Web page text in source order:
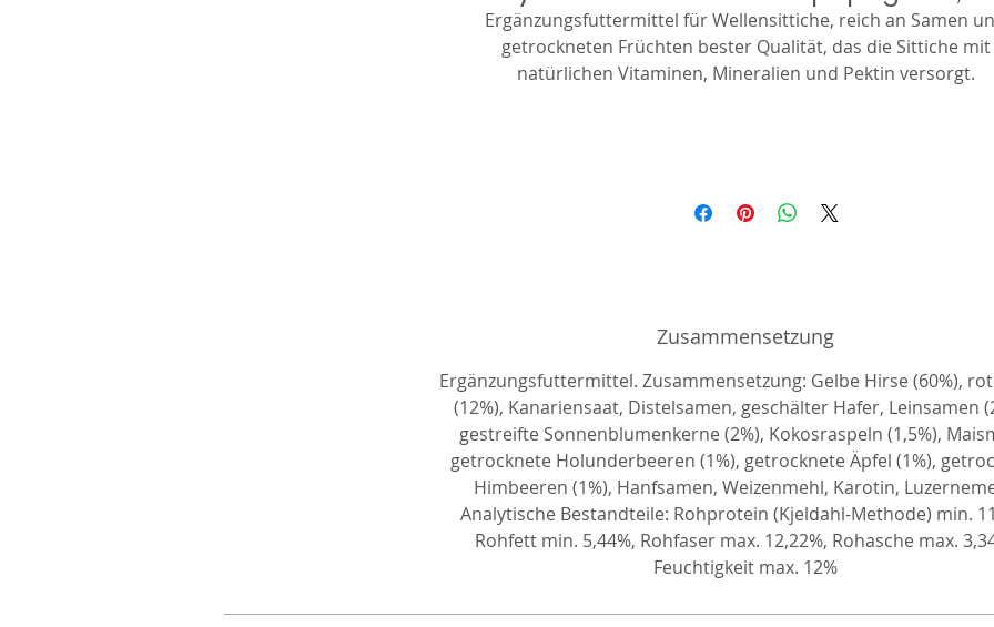
Ergänzungsfuttermittel für Wellensittiche, reich an Samen
getrockneten Früchten bester Qualität, das die Sittiche mit
natürlichen Vitaminen, Mineralien und Pektin versorgt.
Kupfer und Phosphor.
Zusammensetzung
Ergänzungsfuttermittel. Zusammensetzung: Gelbe Hirse (60%),
(12%), Kanariensaat, Distelsamen, geschälter Hafer, Leinsamen
gestreifte Sonnenblumenkerne (2%), Kokosraspeln (1,5%),
getrocknete Holunderbeeren (1%), getrocknete Äpfel (1%),
Himbeeren (1%), Hanfsamen, Weizenmehl, Karotin,
Analytische Bestandteile: Rohprotein (Kjeldahl-Methode) min.
Rohfett min. 5,44%, Rohfaser max. 12,22%, Rohasche max.
Feuchtigkeit max. 12%